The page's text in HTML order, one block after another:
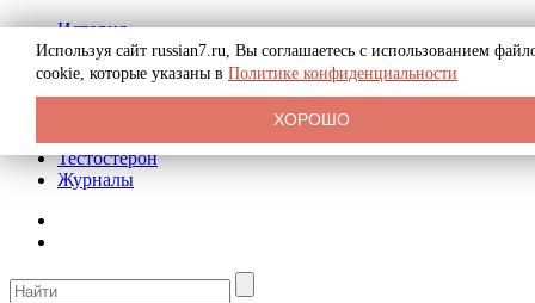
История
Биография
Криминал
Реклама на сайте
Тестостерон
Журналы
Используя сайт russian7.ru, Вы соглашаетесь с использованием
cookie, которые указаны в Политике конфиденциальности
ХОРОШО